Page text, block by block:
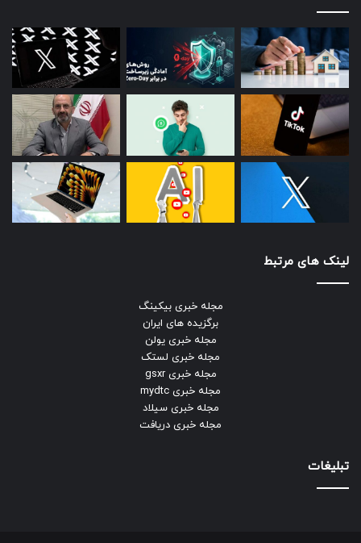
لینک های مرتبط
مجله خبری بیکینگ
برگزیده های ایران
مجله خبری یولن
مجله خبری لستک
مجله خبری gsxr
مجله خبری mydtc
مجله خبری سیلاد
مجله خبری دریافت
تبلیغات